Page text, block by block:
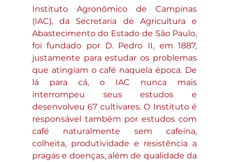
Instituto Agronômico de Campinas
(IAC), da Secretaria de Agricultura e
Abastecimento do Estado de São Paulo,
foi fundado por D. Pedro II, em 1887,
justamente para estudar os problemas
que atingiam o café naquela época. De
lá para cá, o IAC nunca mais
interrompeu seus estudos e
desenvolveu 67 cultivares. O Instituto é
responsável também por estudos com
café naturalmente sem cafeína,
colheita, produtividade e resistência a
pragas e doenças, além de qualidade da